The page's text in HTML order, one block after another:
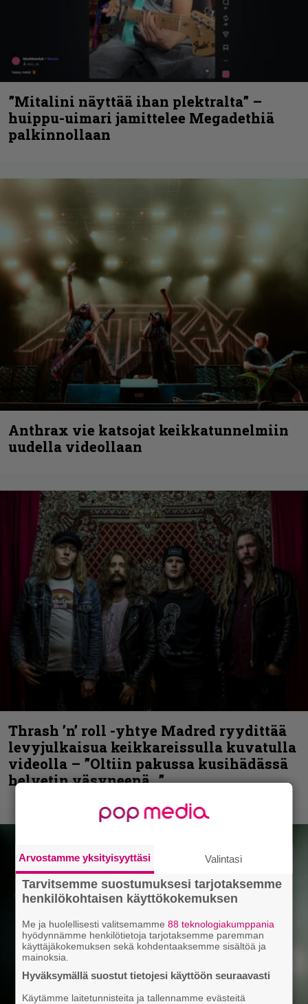
”Mitalini näyttää ihan plektralta” –
huippu-uimari jamittelee Megadethiä
palkinnollaan
Anthrax vie katsojat keikkatunnelmiin
uudella videollaan
Thrash ’n’ roll -yhtye Madred ryydittää
levyjulkaisua keikkareissulla kuvatulla
videolla – ”Oltiin pakussa kusihädässä
helvetin väsyneenä…”
Arvostamme yksityisyyttäsi Valintasi
Tarvitsemme suostumuksesi tarjotaksemme
henkilökohtaisen käyttökokemuksen
Me ja huolellisesti valitsemamme88 teknologiakumppania
hyödynnämme henkilötietoja tarjotaksemme paremman
käyttäjäkokemuksen sekä kohdentaaksemme sisältöä ja
mainoksia.
Hyväksymällä suostut tietojesi käyttöön seuraavasti
Käytämme laitetunnisteita ja tallennamme evästeitä